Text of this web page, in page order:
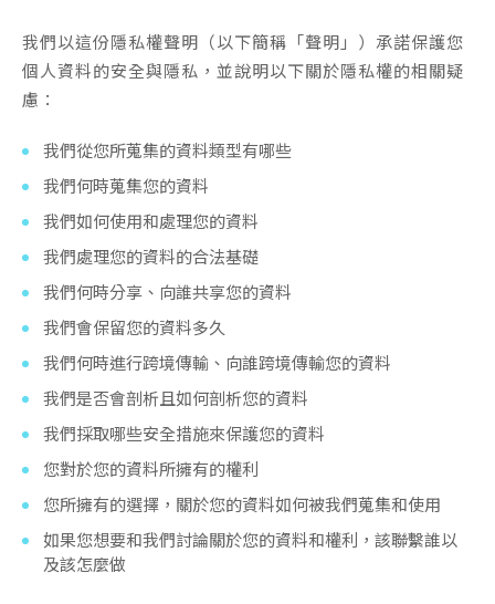
我們以這份隱私權聲明（以下簡稱「聲明」）承諾保護您
個人資料的安全與隱私，並說明以下關於隱私權的相關疑
慮：
我們從您所蒐集的資料類型有哪些
我們何時蒐集您的資料
我們如何使用和處理您的資料
我們處理您的資料的合法基礎
我們何時分享、向誰共享您的資料
我們會保留您的資料多久
我們何時進行跨境傳輸、向誰跨境傳輸您的資料
我們是否會剖析且如何剖析您的資料
我們採取哪些安全措施來保護您的資料
您對於您的資料所擁有的權利
您所擁有的選擇，關於您的資料如何被我們蒐集和使用
如果您想要和我們討論關於您的資料和權利，該聯繫誰以
及該怎麼做